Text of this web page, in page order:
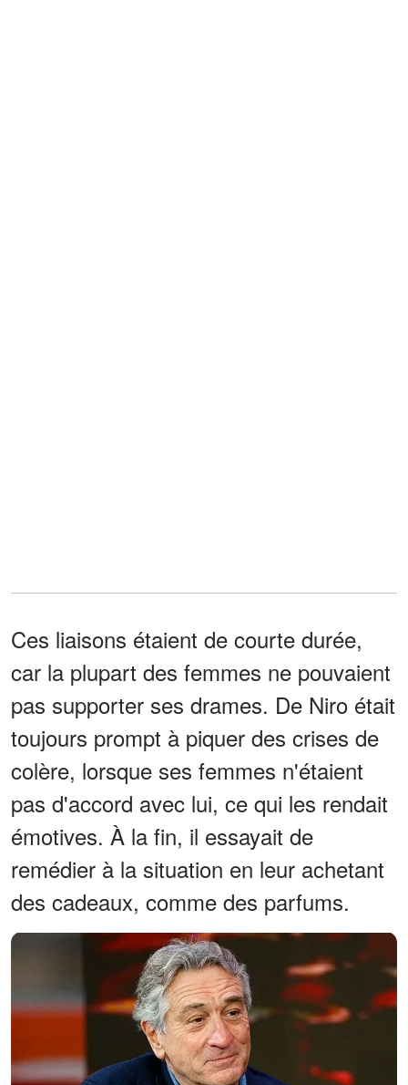
Ces liaisons étaient de courte durée,
car la plupart des femmes ne pouvaient
pas supporter ses drames. De Niro était
toujours prompt à piquer des crises de
colère, lorsque ses femmes n'étaient
pas d'accord avec lui, ce qui les rendait
émotives. À la fin, il essayait de
remédier à la situation en leur achetant
des cadeaux, comme des parfums.